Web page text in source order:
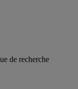
de recherche